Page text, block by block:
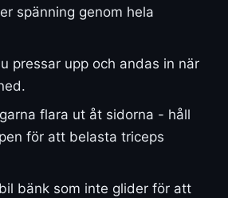
spänning genom hela
pressar upp och andas in när
flara ut åt sidorna - håll
för att belasta triceps
bänk som inte glider för att